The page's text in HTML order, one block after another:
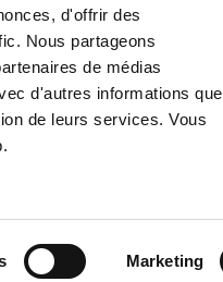
d'offrir des
Nous partageons
de médias
d'autres informations que
de leurs services. Vous
Marketing
no. 81/2008
public and private
assessment, with